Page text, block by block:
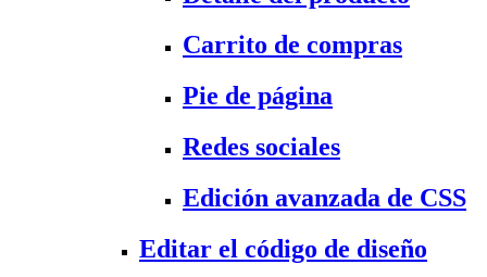
Carrito de compras
Pie de página
Redes sociales
Edición avanzada de CSS
Editar el código de diseño